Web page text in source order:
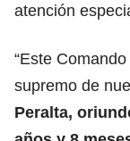
atención
“Este
supremo de
Peralta,